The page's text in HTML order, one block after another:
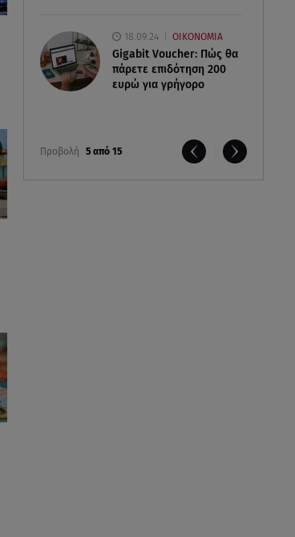
18.09.24 ΟΙΚΟΝΟΜΙΑ
Gigabit Voucher: Πώς θα
πάρετε επιδότηση 200
ευρώ για γρήγορο
Προβολή 5 από 15